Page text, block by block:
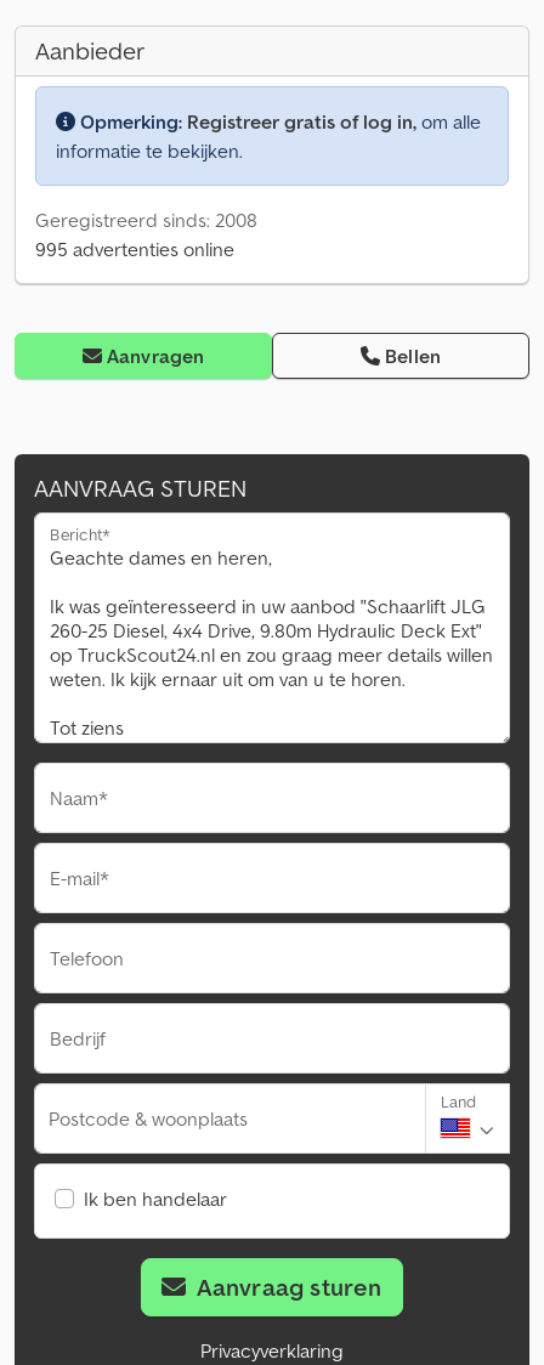
Aanbieder
Opmerking: Registreer gratis of log in, om alle
informatie te bekijken.
Geregistreerd sinds: 2008
995 advertenties online
Aanvragen Bellen
AANVRAAG STUREN
Bericht*
Naam*
E-mail*
Telefoon
Bedrijf
Postcode & woonplaats
Land
Ik ben handelaar
Aanvraag sturen
Privacyverklaring